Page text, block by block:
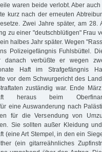
waren beide verlobt. Aber
kurz nach der erneuten
Zwei Jahre später, am 28.
zu einer "deutschblütigen" Frau
halbes Jahr später. Wegen
Polizeigefängnis Fuhlsbüttel.
danach verbüßte er wegen
Haft im Strafgefängnis
vor dem Schwurgericht des
zuständig war. Ende
beim
eine Auswanderung nach
für die Versendung von
Sie sollten außer Kleidung
(eine Art Stempel, in den ein
(ein gitarreähnliches